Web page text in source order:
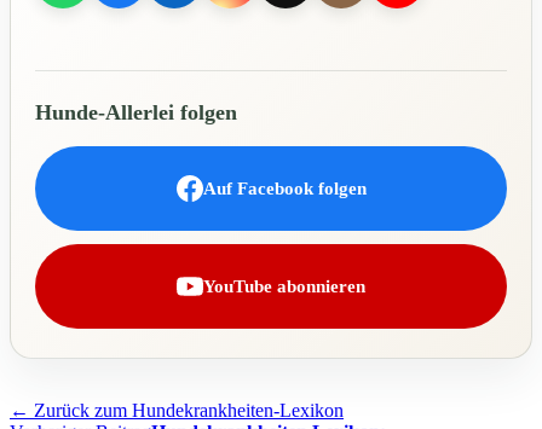
Hunde-Allerlei folgen
Auf Facebook folgen
YouTube abonnieren
← Zurück zum Hundekrankheiten-Lexikon